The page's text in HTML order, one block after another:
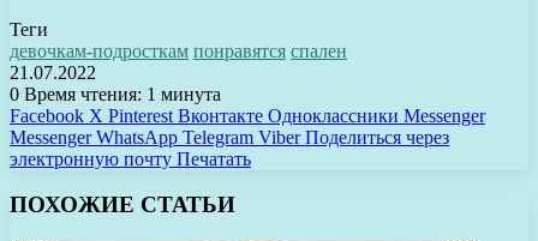
Теги
девочкам-подросткам понравятся спален
21.07.2022
0 Время чтения: 1 минута
Facebook X Pinterest Вконтакте Одноклассники Messenger
Messenger WhatsApp Telegram Viber Поделиться через
электронную почту Печатать
ПОХОЖИЕ СТАТЬИ